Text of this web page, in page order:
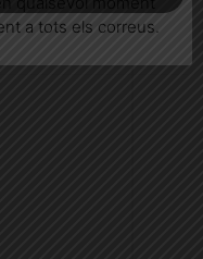
a tots els correus.